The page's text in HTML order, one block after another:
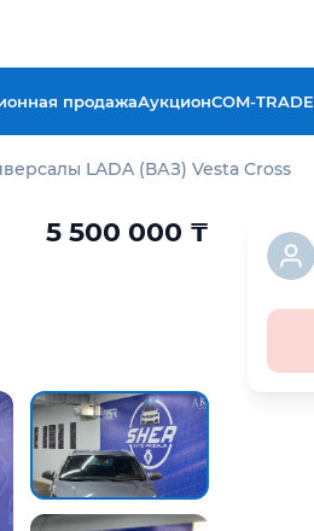
продажаАукционCOM-TRADE
LADA (ВАЗ) Vesta Cross
5 500 000 ₸